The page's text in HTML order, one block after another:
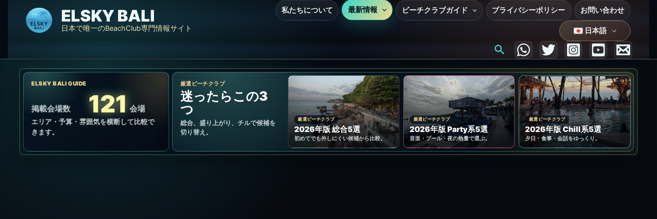
キ
ELSKY BALI
日本で唯一のBeachClub専門情報サイト
私たちについて 最新情報 ビーチクラブガイド プライバシーポリシー お問い合わせ
日本語
検
索
ELSKY BALI GUIDE
掲載会場数 121 会場
エリア・予算・雰囲気を横断して比較で
きます。
厳選ビーチクラブ
迷ったらこの3
つ
総合、盛り上がり、チルで候補を
切り替え。
厳選ビーチクラブ
2026年版 総合5選
初めてでも外しにくい候補から比較。
厳選ビーチクラブ
2026年版 Party系5選
音楽・プール・夜の熱量で選ぶ。
厳選ビーチクラブ
2026年版 Chill系5選
夕日・食事・会話をゆっくり。